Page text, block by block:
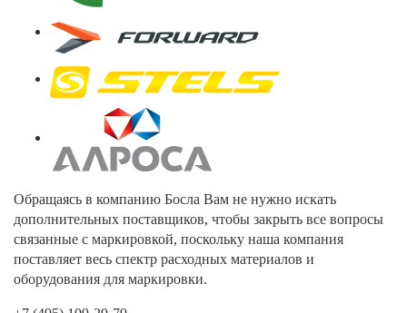
Обращаясь в компанию Босла Вам не нужно искать
дополнительных поставщиков, чтобы закрыть все вопросы
связанные с маркировкой, поскольку наша компания
поставляет весь спектр расходных материалов и
оборудования для маркировки.